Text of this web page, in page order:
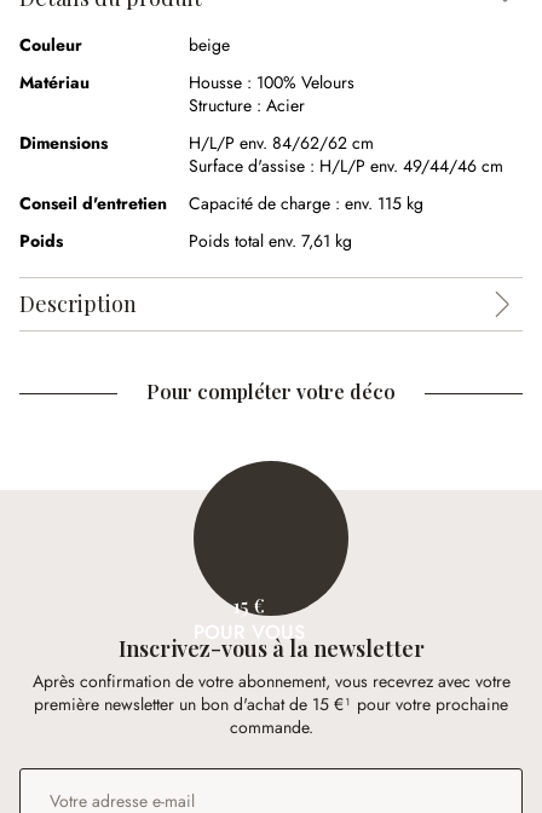
Couleur
beige
Matériau
Housse : 100% Velours
Structure : Acier
Dimensions
H/L/P env. 84/62/62 cm
Surface d'assise : H/L/P env. 49/44/46 cm
Conseil d'entretien
Capacité de charge : env. 115 kg
Poids
Poids total env. 7,61 kg
Description
Pour compléter votre déco
15 €
POUR VOUS
Inscrivez-vous à la newsletter
Après confirmation de votre abonnement, vous recevrez avec votre
première newsletter un bon d'achat de 15 €¹ pour votre prochaine
commande.
Adresse e-mail